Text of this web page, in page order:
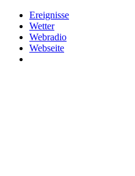
Ereignisse
Wetter
Webradio
Webseite